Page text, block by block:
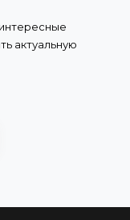
актуальную